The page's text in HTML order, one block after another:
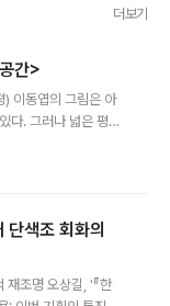
더보기
간>
) 이동엽의 그림은 아
다. 그러나 넓은 평
나의 선, 필, 획에
념요소에 속한다.
드인데 반해, 실제는
것은 추론과 추상의
색조 회화의
조명 오상길, '『한